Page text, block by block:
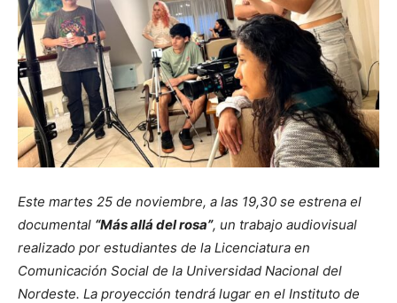
Este martes 25 de noviembre, a las 19,30 se estrena el
documental “Más allá del rosa”, un trabajo audiovisual
realizado por estudiantes de la Licenciatura en
Comunicación Social de la Universidad Nacional del
Nordeste. La proyección tendrá lugar en el Instituto de